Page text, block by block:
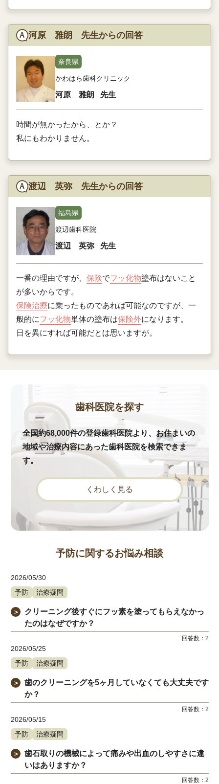
河原 雅朗 先生からの回答
奈良県
かわはら歯科クリニック
河原 雅朗 先生
時間が無かったから、とか？
私にもわかりません。
渡辺 英弥 先生からの回答
福島県
渡辺歯科医院
渡辺 英弥 先生
一番の理由ですが、 保険でフッ化物塗布はないこと
が多いからです。
保険治療に乗ったものであれば可能なのですが、一
般的にフッ化物単体の塗布は保険外になります。
日を異にすれば可能だとは思いますが。
歯科医院を探す
全国約68,000件の登録歯科医院より、お住まいの
地域や治療内容にあった歯科医院を検索できま
す。
くわしく見る
予防に関するお悩み相談
2026/05/30
予防
治療疑問
＞
クリーニング後すぐにフッ素を塗ってもらえなかっ
たのはなぜですか？
回答数： 2
2026/05/25
予防
治療疑問
＞
歯のクリーニングを5ヶ月していなくても大丈夫です
か？
回答数： 2
2026/05/15
予防
治療疑問
＞
歯石取りの機械によって痛みや出血のしやすさに違
いはありますか？
回答数： 2